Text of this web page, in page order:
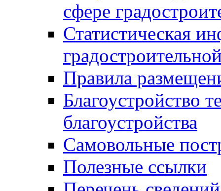
сфере
Статистическая
Правила
Благоустройство
благоустройства
Самовольные
Полезные ссылки